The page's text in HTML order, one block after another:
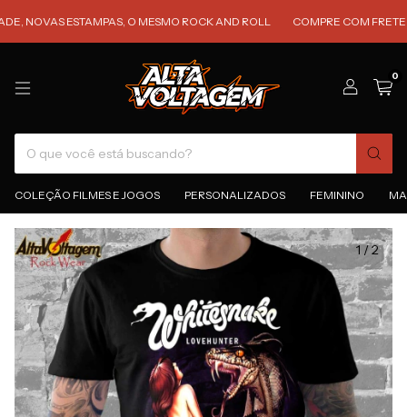
ESTAMPAS, O MESMO ROCK AND ROLL COMPRE COM FRETE GRÁTIS
0
COLEÇÃO FILMES E JOGOS PERSONALIZADOS FEMININO
1/2